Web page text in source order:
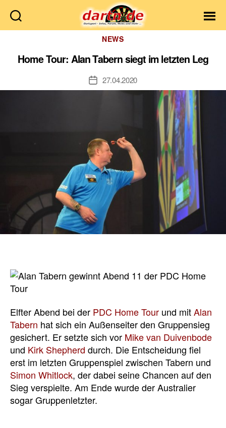
Dartn.de
Kategorien
NEWS
Home Tour: Alan Tabern siegt im letzten Leg
Veröffentlichungsdatum
27.04.2020
Elfter Abend bei der PDC Home Tour und mitAlan
Tabern hat sich ein Außenseiter den Gruppensieg
gesichert. Er setzte sich vor Mike van Duivenbode
und Kirk Shepherd durch. Die Entscheidung fiel
erst im letzten Gruppenspiel zwischen Tabern und
Simon Whitlock, der dabei seine Chancen auf den
Sieg verspielte. Am Ende wurde der Australier
sogar Gruppenletzter.